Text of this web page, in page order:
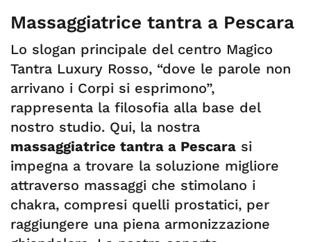
Massaggiatrice tantra a Pescara
Lo slogan principale del centro Magico
Tantra Luxury Rosso, “dove le parole non
arrivano i Corpi si esprimono”,
rappresenta la filosofia alla base del
nostro studio. Qui, la nostra
massaggiatrice tantra a Pescara si
impegna a trovare la soluzione migliore
attraverso massaggi che stimolano i
chakra, compresi quelli prostatici, per
raggiungere una piena armonizzazione